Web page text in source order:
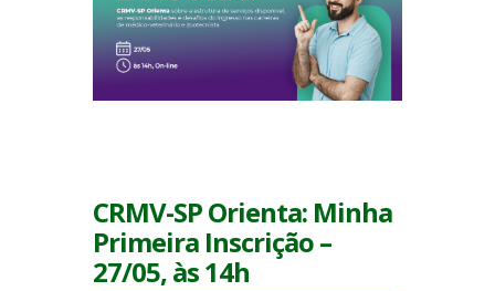
CRMV-SP Orienta: Minha
Primeira Inscrição –
27/05, às 14h